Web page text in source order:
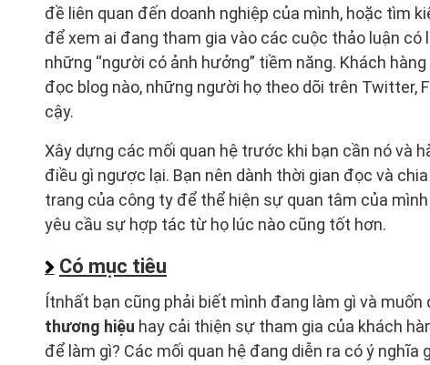
đề liên quan đến doanh nghiệp của mình, hoặc tìm
để xem ai đang tham gia vào các cuộc thảo luận
những “người có ảnh hưởng” tiềm năng. Khách
đọc blog nào, những người họ theo dõi trên Twitter,
cậy.
Xây dựng các mối quan hệ trước khi bạn cần nó và
điều gì ngược lại. Bạn nên dành thời gian đọc và
trang của công ty để thể hiện sự quan tâm của
yêu cầu sự hợp tác từ họ lúc nào cũng tốt hơn.
Có mục tiêu
Ítnhất bạn cũng phải biết mình đang làm gì và
thương hiệu hay cải thiện sự tham gia của khách
để làm gì? Các mối quan hệ đang diễn ra có ý